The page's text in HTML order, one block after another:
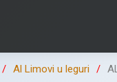
Al Limovi u leguri